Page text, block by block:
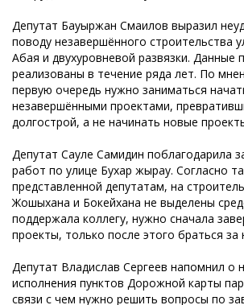
Депутат Бауыржан Смаилов выразил
поводу незавершённого строительства
Абая и двухуровневой развязки. Данные
реализованы в течение ряда лет. По
первую очередь нужно заниматься
незавершёнными проектами,
долгострой, а не начинать новые
Депутат Сауле Самидин поблагодарила
работ по улице Бухар жырау. Согласно
представленной депутатам, на
Жошыхана и Бокейхана не выделены
поддержала коллегу, нужно сначала
проекты, только после этого браться за
Депутат Владислав Сергеев напомнил о
исполнения пунктов Дорожной карты
связи с чем нужно решить вопросы по